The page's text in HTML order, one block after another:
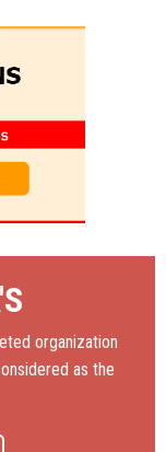
organization
as the